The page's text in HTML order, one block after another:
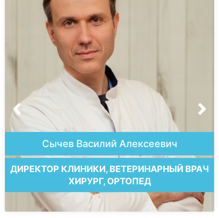
Фирсанова Мария Валерьевна
ВРАЧ ИНТЕРН ОТДЕЛЕНИЯ РЕАНИМАЦИИ